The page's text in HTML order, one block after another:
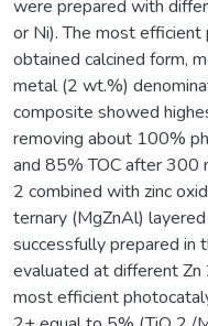
were prepared with
or Ni). The most
obtained calcined form,
metal (2 wt.%)
composite showed
removing about 100%
and 85% TOC after 300
2 combined with zinc
ternary (MgZnAl)
successfully prepared in
evaluated at different
most efficient